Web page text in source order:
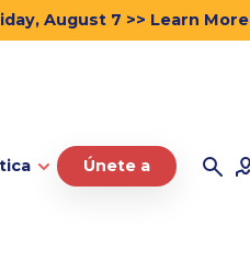
August 7 >> Learn More
Únete a